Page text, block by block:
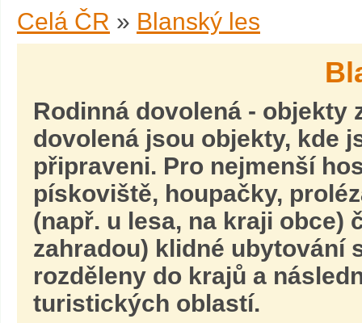
Celá ČR » Blanský les
Rodinná dovolená - objekty
dovolená jsou objekty, kde
připraveni. Pro nejmenší
pískoviště, houpačky,
(např. u lesa, na kraji obce)
zahradou) klidné ubytování
rozděleny do krajů a
turistických oblastí.